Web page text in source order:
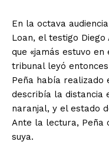
En la octava
Loan, el testigo Diego
que «jamás estuvo
tribunal leyó
Peña había realizado
describía la distancia
naranjal, y el estado
Ante la lectura, Peña
suya.